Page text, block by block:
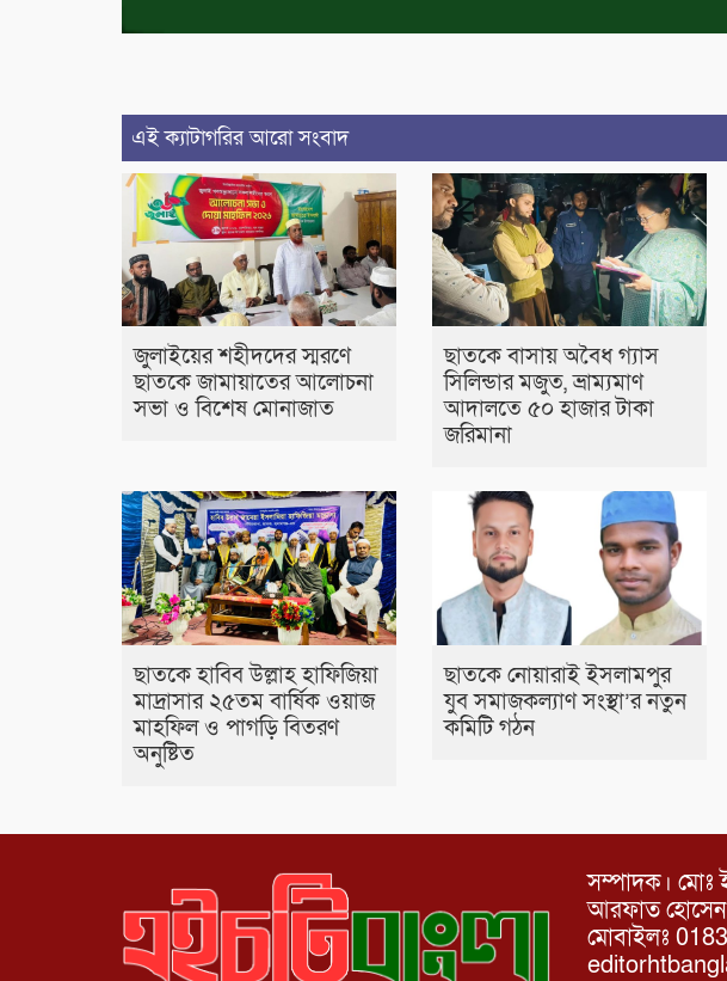
এই ক্যাটাগরির আরো সংবাদ
জুলাইয়ের শহীদদের স্মরণে
ছাতকে জামায়াতের আলোচনা
সভা ও বিশেষ মোনাজাত
ছাতকে বাসায় অবৈধ গ্যাস
সিলিন্ডার মজুত, ভ্রাম্যমাণ
আদালতে ৫০ হাজার টাকা
জরিমানা
ছাতকে হাবিব উল্লাহ হাফিজিয়া
মাদ্রাসার ২৫তম বার্ষিক ওয়াজ
মাহফিল ও পাগড়ি বিতরণ
অনুষ্টিত
ছাতকে নোয়ারাই ইসলামপুর
যুব সমাজকল্যাণ সংস্থা’র নতুন
কমিটি গঠন
সম্পাদক। মোঃ
আরফাত হোসেন
মোবাইলঃ